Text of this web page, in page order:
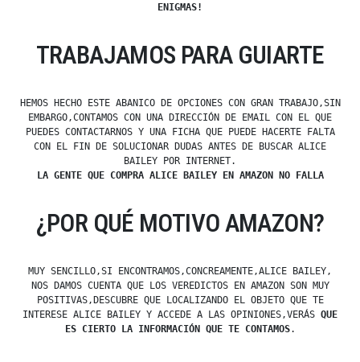
ENIGMAS!
TRABAJAMOS PARA GUIARTE
HEMOS HECHO ESTE ABANICO DE OPCIONES CON GRAN TRABAJO,SIN
EMBARGO,CONTAMOS CON UNA DIRECCIÓN DE EMAIL CON EL QUE
PUEDES CONTACTARNOS Y UNA FICHA QUE PUEDE HACERTE FALTA
CON EL FIN DE SOLUCIONAR DUDAS ANTES DE BUSCAR ALICE
BAILEY POR INTERNET.
LA GENTE QUE COMPRA ALICE BAILEY EN AMAZON NO FALLA
¿POR QUÉ MOTIVO AMAZON?
MUY SENCILLO,SI ENCONTRAMOS,CONCREAMENTE,ALICE BAILEY,
NOS DAMOS CUENTA QUE LOS VEREDICTOS EN AMAZON SON MUY
POSITIVAS,DESCUBRE QUE LOCALIZANDO EL OBJETO QUE TE
INTERESE ALICE BAILEY Y ACCEDE A LAS OPINIONES,VERÁS QUE
ES CIERTO LA INFORMACIÓN QUE TE CONTAMOS.